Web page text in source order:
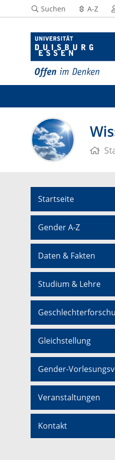
Suchen A-Z
Startseite
Gender A-Z
Daten & Fakten
Studium & Lehre
Gleichstellung
Gender-
Veranstaltungen
Kontakt